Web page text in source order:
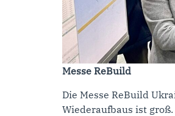
Messe ReBuild
Die Messe ReBuild
Wiederaufbaus ist